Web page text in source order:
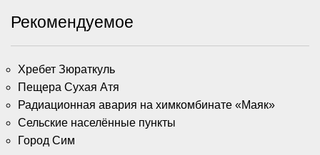
Рекомендуемое
Хребет Зюраткуль
Пещера Сухая Атя
Радиационная авария на химкомбинате «Маяк»
Сельские населённые пункты
Город Сим